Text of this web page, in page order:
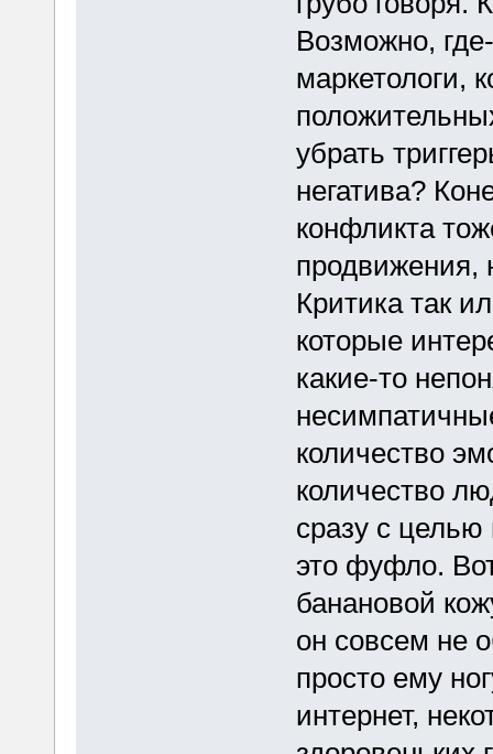
Возможно,
маркетологи,
убрать
негатива?
конфликта
продвижения,
Критика так
которые
какие-то
количество
количество
сразу с целью
это фуфло.
банановой
он совсем не
просто ему
интернет,